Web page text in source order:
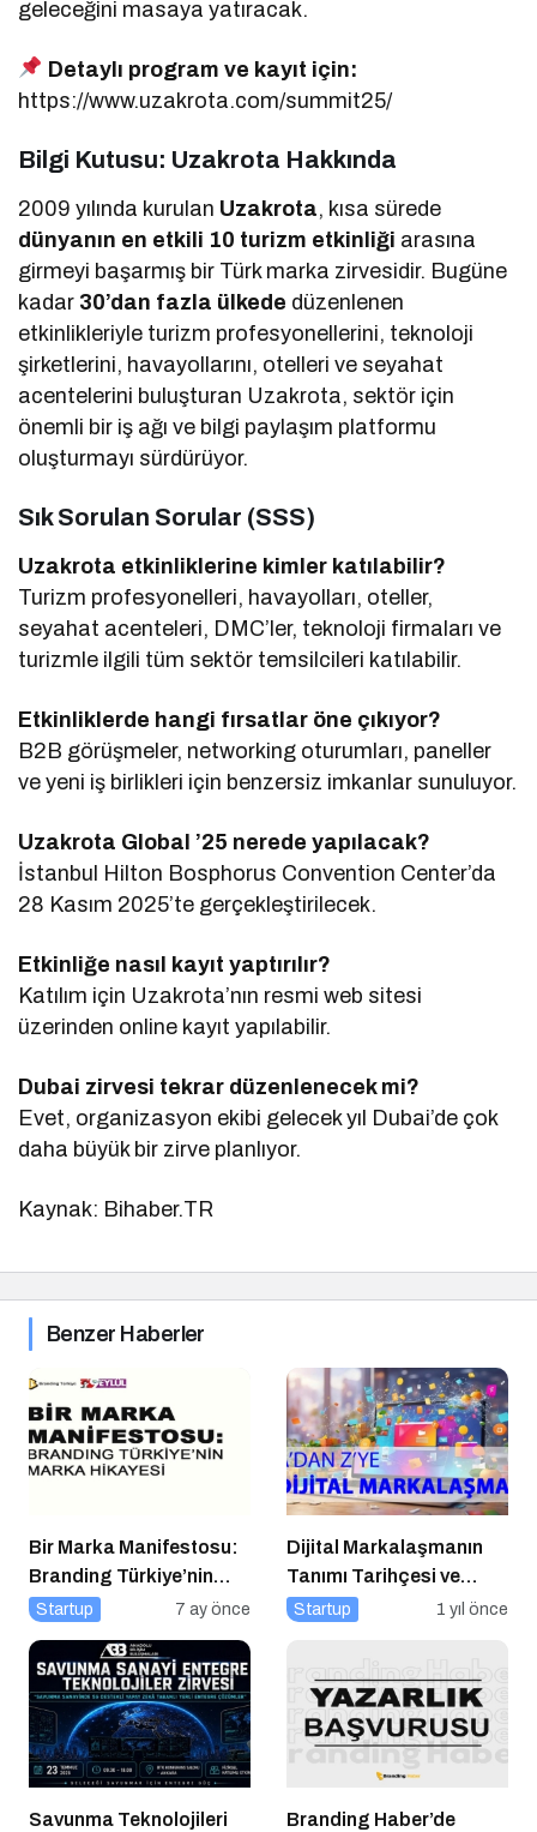
geleceğini masaya yatıracak.
Detaylı program ve kayıt için:
https://www.uzakrota.com/summit25/
Bilgi Kutusu: Uzakrota Hakkında
2009 yılında kurulan Uzakrota, kısa sürede
dünyanın en etkili 10 turizm etkinliği arasına
girmeyi başarmış bir Türk marka zirvesidir. Bugüne
kadar 30’dan fazla ülkede düzenlenen
etkinlikleriyle turizm profesyonellerini, teknoloji
şirketlerini, havayollarını, otelleri ve seyahat
acentelerini buluşturan Uzakrota, sektör için
önemli bir iş ağı ve bilgi paylaşım platformu
oluşturmayı sürdürüyor.
Sık Sorulan Sorular (SSS)
Uzakrota etkinliklerine kimler katılabilir?
Turizm profesyonelleri, havayolları, oteller,
seyahat acenteleri, DMC’ler, teknoloji firmaları ve
turizmle ilgili tüm sektör temsilcileri katılabilir.
Etkinliklerde hangi fırsatlar öne çıkıyor?
B2B görüşmeler, networking oturumları, paneller
ve yeni iş birlikleri için benzersiz imkanlar sunuluyor.
Uzakrota Global ’25 nerede yapılacak?
İstanbul Hilton Bosphorus Convention Center’da
28 Kasım 2025’te gerçekleştirilecek.
Etkinliğe nasıl kayıt yaptırılır?
Katılım için Uzakrota’nın resmi web sitesi
üzerinden online kayıt yapılabilir.
Dubai zirvesi tekrar düzenlenecek mi?
Evet, organizasyon ekibi gelecek yıl Dubai’de çok
daha büyük bir zirve planlıyor.
Kaynak: Bihaber.TR
Benzer Haberler
Bir Marka Manifestosu:
Branding Türkiye’nin
Marka Hikayesi
Startup 7 ay önce
Dijital Markalaşmanın
Tanımı Tarihçesi ve
Önemi
Startup 1 yıl önce
Savunma Teknolojileri
Branding Haber’de